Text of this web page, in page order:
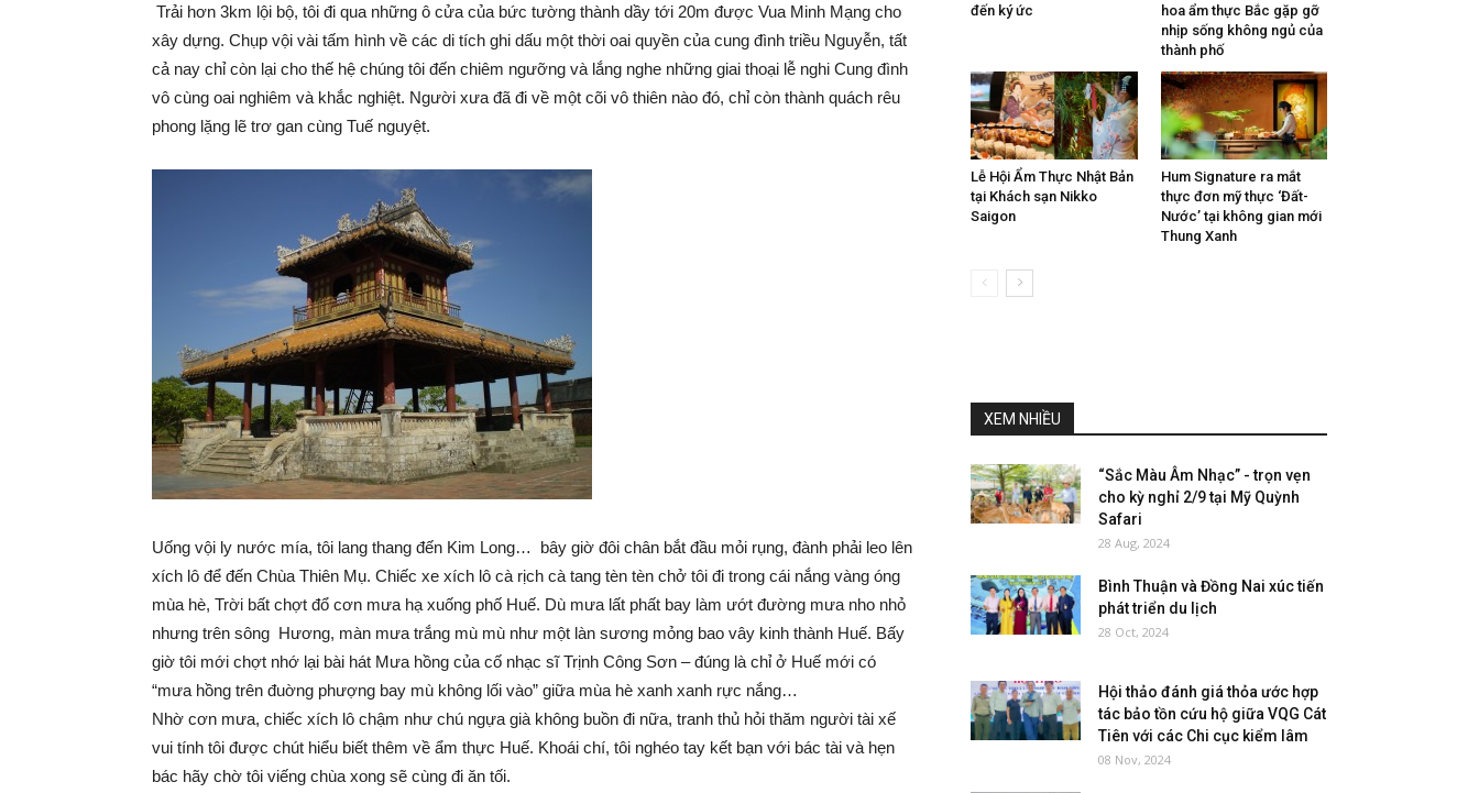
Trải hơn 3km lội bộ, tôi đi qua những ô cửa của bức tường thành dầy tới 20m được Vua Minh Mạng cho
xây dựng. Chụp vội vài tấm hình về các di tích ghi dấu một thời oai quyền của cung đình triều Nguyễn, tất
cả nay chỉ còn lại cho thế hệ chúng tôi đến chiêm ngưỡng và lắng nghe những giai thoại lễ nghi Cung đình
vô cùng oai nghiêm và khắc nghiệt. Người xưa đã đi về một cõi vô thiên nào đó, chỉ còn thành quách rêu
phong lặng lẽ trơ gan cùng Tuế nguyệt.
Uống vội ly nước mía, tôi lang thang đến Kim Long… bây giờ đôi chân bắt đầu mỏi rụng, đành phải leo lên
xích lô để đến Chùa Thiên Mụ. Chiếc xe xích lô cà rịch cà tang tèn tèn chở tôi đi trong cái nắng vàng óng
mùa hè, Trời bất chợt đổ cơn mưa hạ xuống phố Huế. Dù mưa lất phất bay làm ướt đường mưa nho nhỏ
nhưng trên sông Hương, màn mưa trắng mù mù như một làn sương mỏng bao vây kinh thành Huế. Bấy
giờ tôi mới chợt nhớ lại bài hát Mưa hồng của cố nhạc sĩ Trịnh Công Sơn – đúng là chỉ ở Huế mới có
“mưa hồng trên đuờng phượng bay mù không lối vào” giữa mùa hè xanh xanh rực nắng…
Nhờ cơn mưa, chiếc xích lô chậm như chú ngựa già không buồn đi nữa, tranh thủ hỏi thăm người tài xế
vui tính tôi được chút hiểu biết thêm về ẩm thực Huế. Khoái chí, tôi nghéo tay kết bạn với bác tài và hẹn
bác hãy chờ tôi viếng chùa xong sẽ cùng đi ăn tối.
đến ký ức
hoa ẩm thực Bắc gặp gỡ
nhịp sống không ngủ của
thành phố
Lễ Hội Ẩm Thực Nhật Bản
tại Khách sạn Nikko
Saigon
Hum Signature ra mắt
thực đơn mỹ thực ‘Đất-
Nước’ tại không gian mới
Thung Xanh
XEM NHIỀU
“Sắc Màu Âm Nhạc” - trọn vẹn
cho kỳ nghỉ 2/9 tại Mỹ Quỳnh
Safari
28 Aug, 2024
Bình Thuận và Đồng Nai xúc tiến
phát triển du lịch
28 Oct, 2024
Hội thảo đánh giá thỏa ước hợp
tác bảo tồn cứu hộ giữa VQG Cát
Tiên với các Chi cục kiểm lâm
08 Nov, 2024